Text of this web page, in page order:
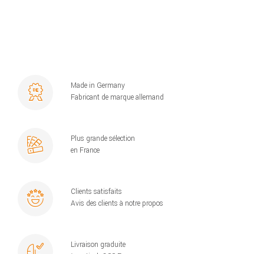
Made in Germany
Fabricant de marque allemand
Plus grande sélection
en France
Clients satisfaits
Avis des clients à notre propos
Livraison graduite